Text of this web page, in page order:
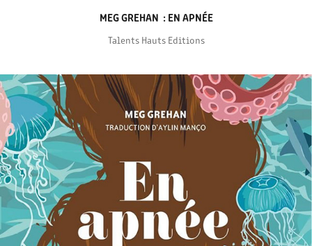
MEG GREHAN  : EN APNÉE
Talents Hauts Editions